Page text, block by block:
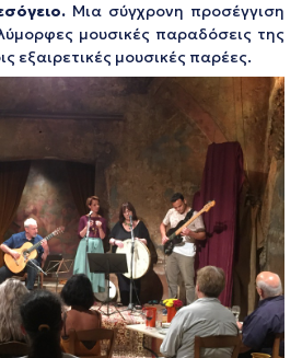
Μια σύγχρονη προσέγγιση
μουσικές παραδόσεις της
εξαιρετικές μουσικές παρέες.